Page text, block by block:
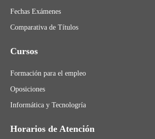
Fechas Exámenes
Comparativa de Títulos
Cursos
Formación para el empleo
Oposiciones
Informática y Tecnologría
Horarios de Atención